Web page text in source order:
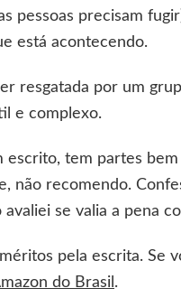
pessoas precisam
está acontecendo.
resgatada por um
e complexo.
escrito, tem partes
não recomendo.
se valia a pena
pela escrita. Se
do Brasil .